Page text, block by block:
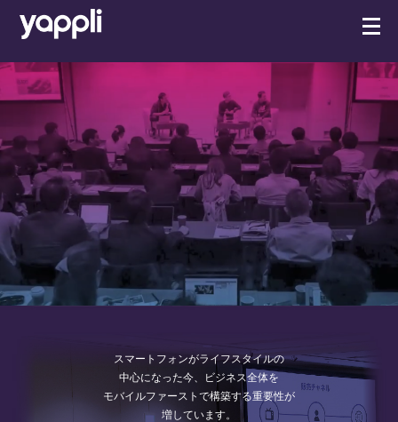
スマートフォンがライフスタイルの
中心になった今、ビジネス全体を
モバイルファーストで構築する重要性が
増しています。